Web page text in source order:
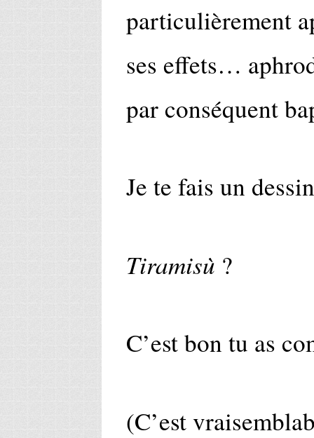
particulièrement
ses effets…
par conséquent
Je te fais un
Tiramisù ?
C’est bon tu as
(C’est